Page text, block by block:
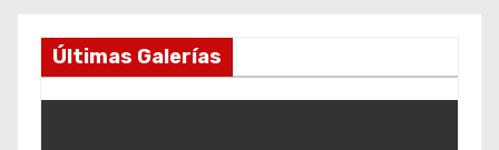
Últimas Galerías